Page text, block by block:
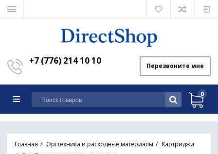
+7 (776) 214 10 10 Перезвоните мне
0
Главная Оргтехника и расходные материалы
Картриджи